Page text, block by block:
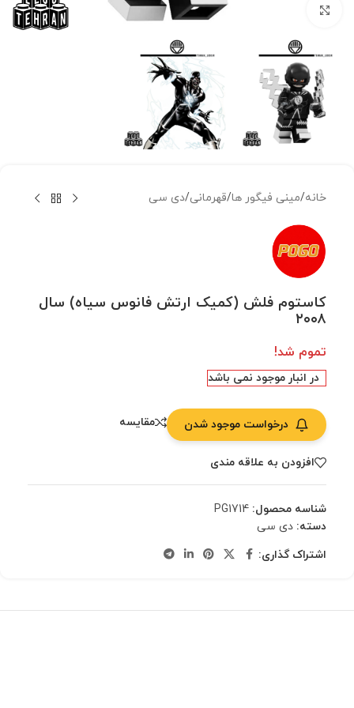
خانه/مینی فیگور ها/قهرمانی/دی سی
کاستوم فلش (کمیک ارتش فانوس سیاه) سال
۲۰۰۸
تموم شد!
در انبار موجود نمی باشد
درخواست موجود شدن مقایسه
افزودن به علاقه مندی
شناسه محصول: PG1714
دسته: دی سی
اشتراک گذاری: